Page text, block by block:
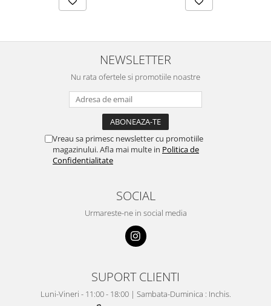
NEWSLETTER
Nu rata ofertele si promotiile noastre
Vreau sa primesc newsletter cu promotiile
magazinului. Afla mai multe in Politica de
Confidentialitate
SOCIAL
Urmareste-ne in social media
SUPORT CLIENTI
Luni-Vineri - 11:00 - 18:00 | Sambata-Duminica : Inchis.